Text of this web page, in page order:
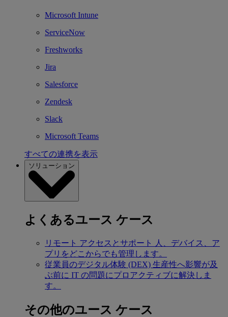
Microsoft Intune
ServiceNow
Freshworks
Jira
Salesforce
Zendesk
Slack
Microsoft Teams
すべての連携を表示
ソリューション
よくあるユース ケース
リモート アクセスとサポート
人、デバイス、ア
プリをどこからでも管理します。
従業員のデジタル体験 (DEX) 生産性へ影響が及
ぶ前に IT の問題にプロアクティブに解決しま
す。
その他のユース ケース